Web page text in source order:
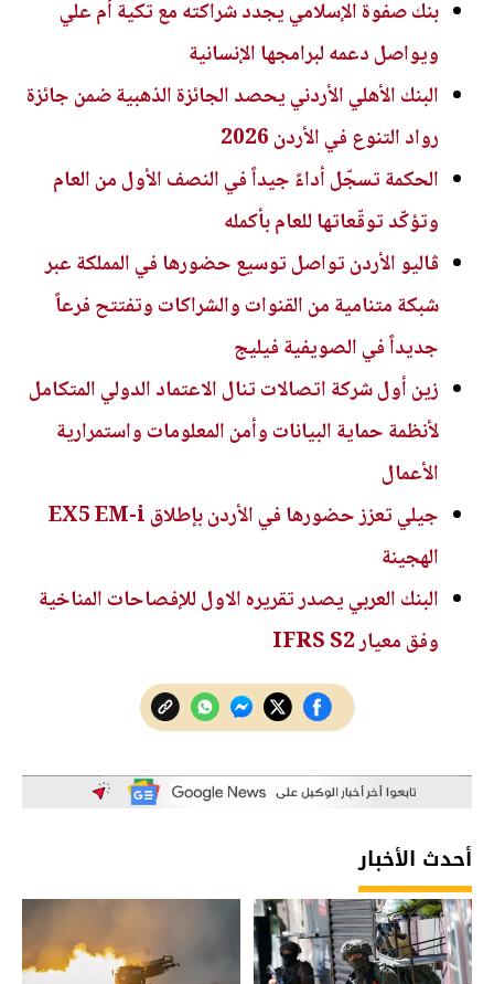
بنك صفوة الإسلامي يجدد شراكته مع تكية أم علي
ويواصل دعمه لبرامجها الإنسانية
البنك الأهلي الأردني يحصد الجائزة الذهبية ضمن جائزة
رواد التنوع في الأردن 2026
الحكمة تسجّل أداءً جيداً في النصف الأول من العام
وتؤكّد توقّعاتها للعام بأكمله
ڤاليو الأردن تواصل توسيع حضورها في المملكة عبر
شبكة متنامية من القنوات والشراكات وتفتتح فرعاً
جديداً في الصويفية فيليج
زين أول شركة اتصالات تنال الاعتماد الدولي المتكامل
لأنظمة حماية البيانات وأمن المعلومات واستمرارية
الأعمال
جيلي تعزز حضورها في الأردن بإطلاق EX5 EM-i
الهجينة
البنك العربي يصدر تقريره الاول للإفصاحات المناخية
وفق معيار IFRS S2
أحدث الأخبار